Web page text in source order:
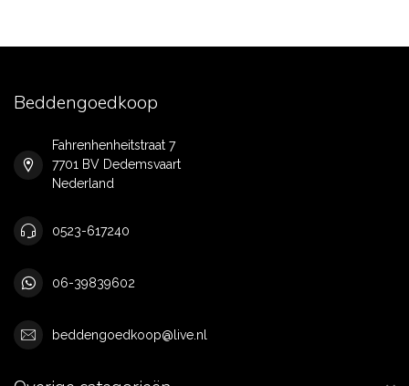
Beddengoedkoop
Fahrenhenheitstraat 7
7701 BV Dedemsvaart
Nederland
0523-617240
06-39839602
beddengoedkoop@live.nl